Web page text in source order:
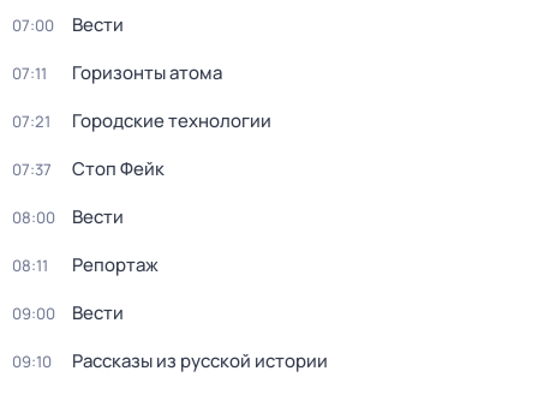
07:00 Вести
07:11 Горизонты атома
07:21 Городские технологии
07:37 Стоп Фейк
08:00 Вести
08:11 Репортаж
09:00 Вести
09:10 Рассказы из русской истории